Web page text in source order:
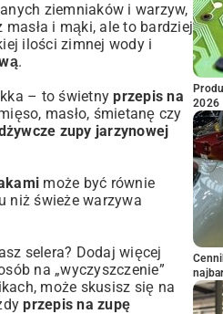
ziemniaków i warzyw,
i mąki, ale to bardziej
ilości zimnej wody i
.
– to świetnyprzepis na
masło, śmietanę czy
zupy jarzynowej
może być równie
niż świeże warzywa
selera? Dodaj więcej
na „wyczyszczenie”
może skusisz się na
przepis na zupę
2026